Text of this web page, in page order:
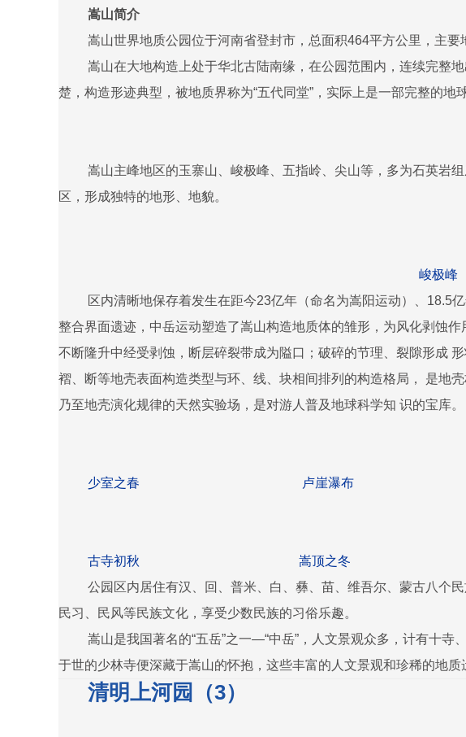
嵩山简介
嵩山世界地质公园位于河南省登封市，总面积464平方公里，主要
嵩山在大地构造上处于华北古陆南缘，在公园范围内，连续完整
楚，构造形迹典型，被地质界称为“五代同堂”，实际上是一部完整的地
嵩山主峰地区的玉寨山、峻极峰、五指岭、尖山等，多为石英岩
区，形成独特的地形、地貌。
峻
区内清晰地保存着发生在距今23亿年（命名为嵩阳运动）、18.5
整合界面遗迹，中岳运动塑造了嵩山构造地质体的雏形，为风化剥蚀
不断隆升中经受剥蚀，断层碎裂带成为隘口；破碎的节理、裂隙形成
褶、断等地壳表面构造类型与环、线、块相间排列的构造格局， 是地
乃至地壳演化规律的天然实验场，是对游人普及地球科学知 识的宝库。
少室之春 卢崖瀑布
古寺初秋 嵩顶之冬
公园区内居住有汉、回、普米、白、彝、苗、维吾尔、蒙古八个
民习、民风等民族文化，享受少数民族的习俗乐趣。
嵩山是我国著名的“五岳”之一—“中岳”，人文景观众多，计有十
于世的少林寺便深藏于嵩山的怀抱，这些丰富的人文景观和珍稀的地
清明上河园（3）